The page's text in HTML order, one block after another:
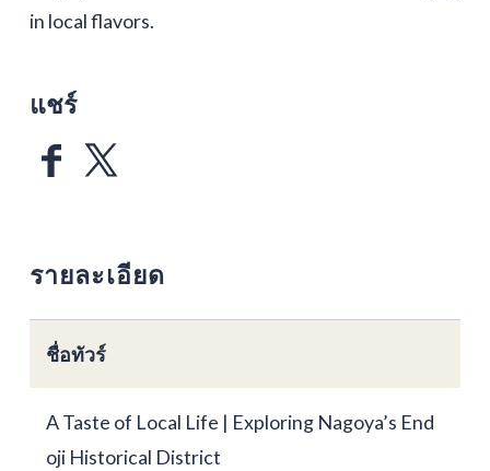
in local flavors.
แชร์
รายละเอียด
ชื่อทัวร์
A Taste of Local Life | Exploring Nagoya’s End
oji Historical District